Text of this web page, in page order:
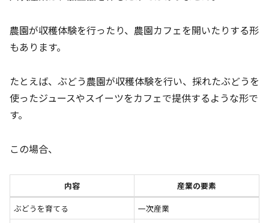
農園が収穫体験を行ったり、農園カフェを開いたりする形
もあります。
たとえば、ぶどう農園が収穫体験を行い、採れたぶどうを
使ったジュースやスイーツをカフェで提供するような形で
す。
この場合、
内容
産業の要素
ぶどうを育てる
一次産業